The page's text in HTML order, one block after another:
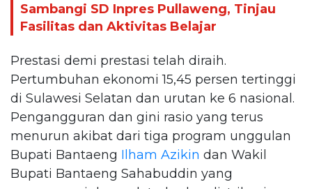
Sambangi SD Inpres Pullaweng, Tinjau
Fasilitas dan Aktivitas Belajar
Prestasi demi prestasi telah diraih.
Pertumbuhan ekonomi 15,45 persen tertinggi
di Sulawesi Selatan dan urutan ke 6 nasional.
Pengangguran dan gini rasio yang terus
menurun akibat dari tiga program unggulan
Bupati Bantaeng Ilham Azikin dan Wakil
Bupati Bantaeng Sahabuddin yang